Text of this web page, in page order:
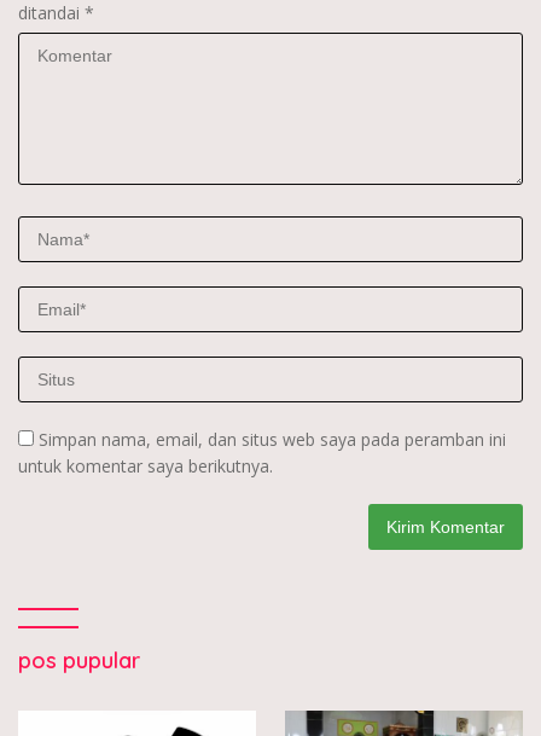
ditandai *
Simpan nama, email, dan situs web saya pada peramban ini
untuk komentar saya berikutnya.
pos pupular